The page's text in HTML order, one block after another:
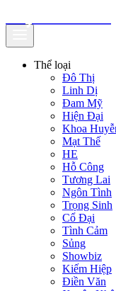
Thể loại
Đô Thị
Linh Dị
Đam Mỹ
Hiện Đại
Khoa
Mạt Thế
HE
Hỗ Công
Tương Lai
Ngôn Tình
Trọng Sinh
Cổ Đại
Tình Cảm
Sủng
Showbiz
Kiếm Hiệp
Điền Văn